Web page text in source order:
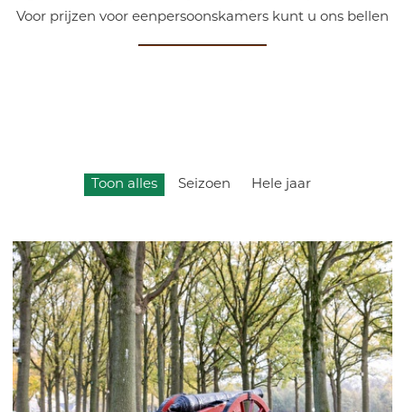
Voor prijzen voor eenpersoonskamers kunt u ons bellen
Toon alles Seizoen Hele jaar